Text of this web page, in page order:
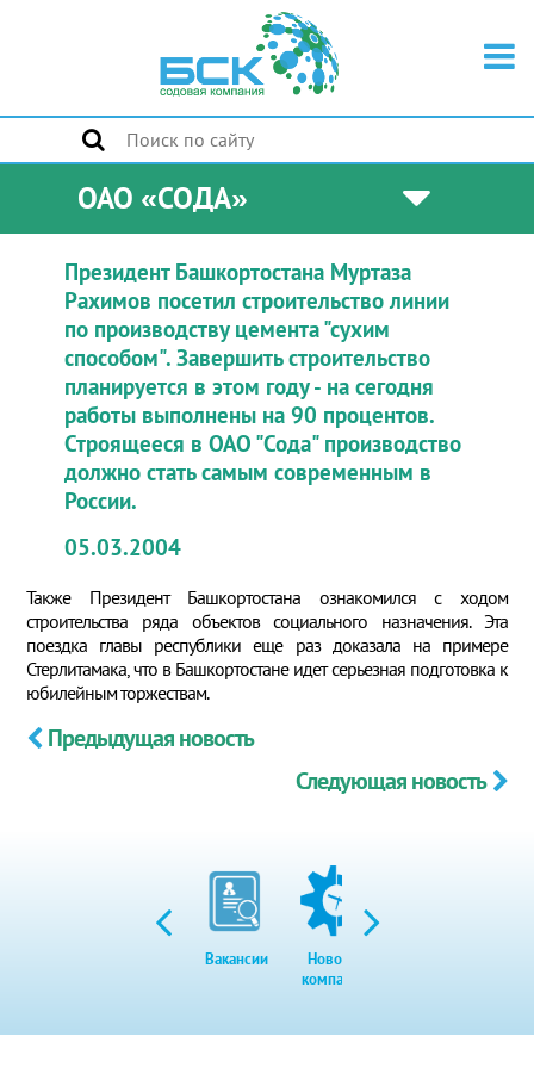
ОАО «СОДА»
Президент Башкортостана Муртаза
Рахимов посетил строительство линии
по производству цемента "сухим
способом". Завершить строительство
планируется в этом году - на сегодня
работы выполнены на 90 процентов.
Строящееся в ОАО "Сода" производство
должно стать самым современным в
России.
05.03.2004
Также Президент Башкортостана ознакомился с ходом
строительства ряда объектов социального назначения. Эта
поездка главы республики еще раз доказала на примере
Стерлитамака, что в Башкортостане идет серьезная подготовка к
юбилейным торжествам.
Предыдущая новость
Следующая новость
Вакансии
Новости
компании